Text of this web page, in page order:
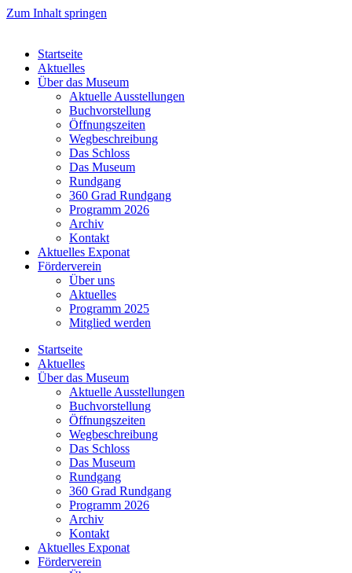
Zum Inhalt springen
Startseite
Aktuelles
Über das Museum
Aktuelle Ausstellungen
Buchvorstellung
Öffnungszeiten
Wegbeschreibung
Das Schloss
Das Museum
Rundgang
360 Grad Rundgang
Programm 2026
Archiv
Kontakt
Aktuelles Exponat
Förderverein
Über uns
Aktuelles
Programm 2025
Mitglied werden
Startseite
Aktuelles
Über das Museum
Aktuelle Ausstellungen
Buchvorstellung
Öffnungszeiten
Wegbeschreibung
Das Schloss
Das Museum
Rundgang
360 Grad Rundgang
Programm 2026
Archiv
Kontakt
Aktuelles Exponat
Förderverein